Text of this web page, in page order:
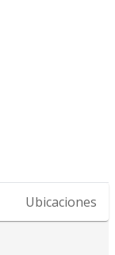
Ubicaciones